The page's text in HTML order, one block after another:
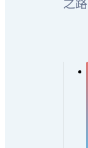
之路